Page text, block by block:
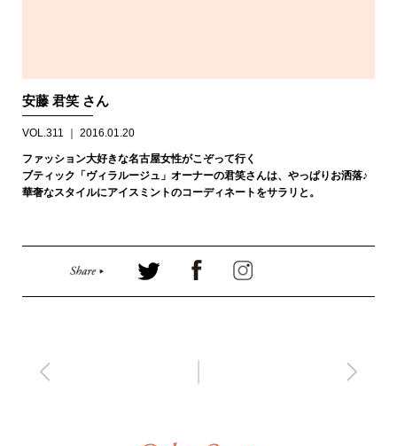
安藤 君笑 さん
VOL.311 ｜ 2016.01.20
ファッション大好きな名古屋女性がこぞって行く
ブティック「ヴィラルージュ」オーナーの君笑さんは、やっぱりお洒落♪
華奢なスタイルにアイスミントのコーディネートをサラリと。